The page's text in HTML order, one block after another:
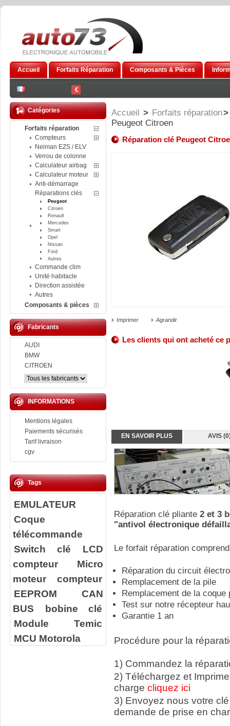
€
Accueil Forfaits Réparation Composants & Pièces
Catégories
Forfaits réparation
Compteurs
Neiman EZS / ELV
Verrou de colonne
Calculateur airbag
Calculateur moteur
Anti-démarrage
Réparations clés
Peugeot
Citroen
Renault
Mercedes
Smart
Opel
Nissan
Ford
Autres
Commande clim
Unité habitacle
Direction assistée
Autres
Composants & pièces
Fabricants
AUDI
BMW
CITROEN
INFORMATIONS
Mentions légales
Paiements sécurisés
Tarif livraison
cgv
Tags
EMULATEUR
Coque
télécommande
Switch clé
LCD
compteur
Micro
moteur compteur
EEPROM
CAN
BUS
bobine clé
Module Temic
MCU Motorola
Accueil > Forfaits réparation>
Peugeot Citroen
Réparation clé Peugeot
Imprimer Agrandir
Les clients qui ont acheté ce
EN SAVOIR PLUS AVIS
Réparation clé pliante 2 et 3
"antivol électronique
Le forfait réparation
Réparation du circuit
Remplacement de la pile
Remplacement de la
Test sur notre récepteur
Garantie 1 an
Procédure pour la
1) Commandez la
2) Téléchargez et
charge cliquez ici
3) Envoyez nous votre
demande de prise en